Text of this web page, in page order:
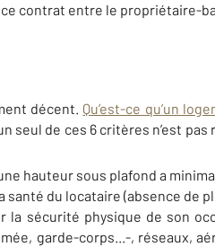
contrat entre le propriétaire-
décent. Qu’est-ce qu’un
de ces 6 critères n’est pas
hauteur sous plafond a
du locataire (absence de
la sécurité physique de son
garde-corps...-, réseaux,